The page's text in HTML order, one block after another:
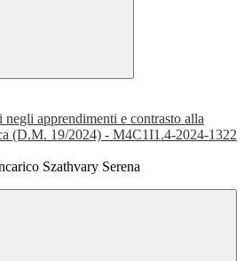
apprendimenti e contrasto alla
(D.M. 19/2024) - M4C1I1.4-2024-1322
Szathvary Serena